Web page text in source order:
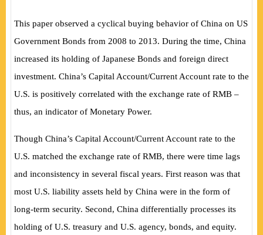
This paper observed a cyclical buying behavior of China on US
Government Bonds from 2008 to 2013. During the time, China
increased its holding of Japanese Bonds and foreign direct
investment. China’s Capital Account/Current Account rate to the
U.S. is positively correlated with the exchange rate of RMB –
thus, an indicator of Monetary Power.
Though China’s Capital Account/Current Account rate to the
U.S. matched the exchange rate of RMB, there were time lags
and inconsistency in several fiscal years. First reason was that
most U.S. liability assets held by China were in the form of
long-term security. Second, China differentially processes its
holding of U.S. treasury and U.S. agency, bonds, and equity.